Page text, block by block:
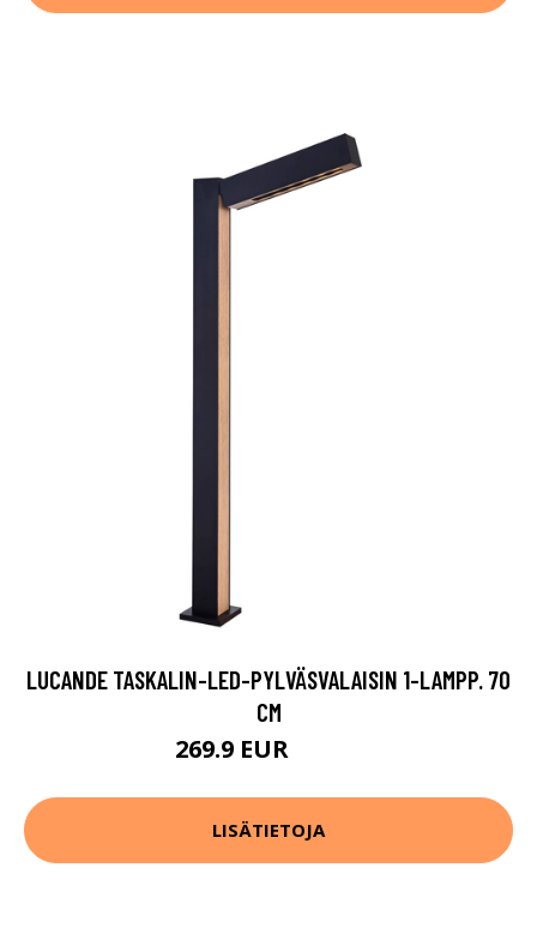
LUCANDE TASKALIN-LED-PYLVÄSVALAISIN 1-LAMPP. 70
CM
269.9 EUR
LISÄTIETOJA